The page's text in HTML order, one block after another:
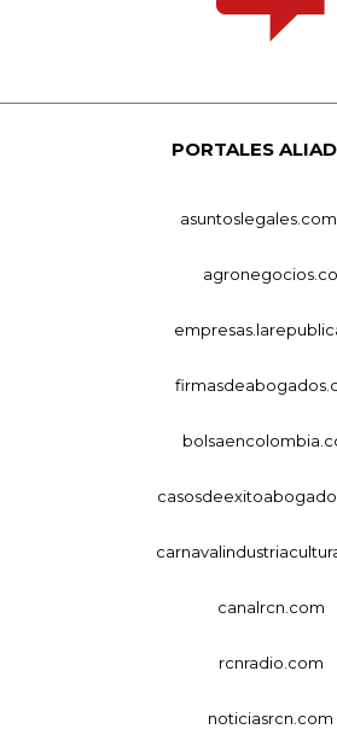
PORTALES
agronegocios.co
canalrcn.com
rcnradio.com
noticiasrcn.com